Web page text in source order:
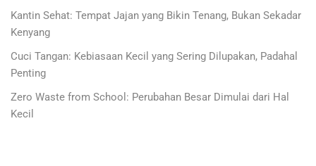
Kantin Sehat: Tempat Jajan yang Bikin Tenang, Bukan Sekadar
Kenyang
Cuci Tangan: Kebiasaan Kecil yang Sering Dilupakan, Padahal
Penting
Zero Waste from School: Perubahan Besar Dimulai dari Hal
Kecil